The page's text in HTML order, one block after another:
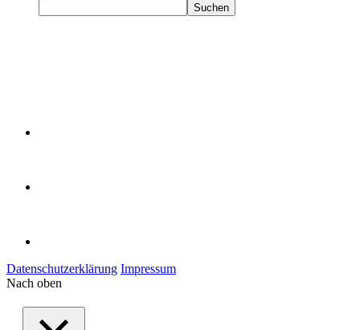
Suchen
Datenschutzerklärung Impressum
Nach oben